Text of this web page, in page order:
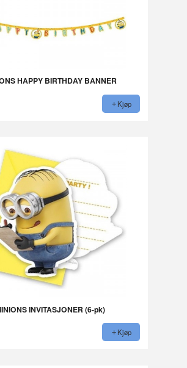
HAPPY BIRTHDAY BANNER
Kjøp
INVITASJONER (6-pk)
Kjøp